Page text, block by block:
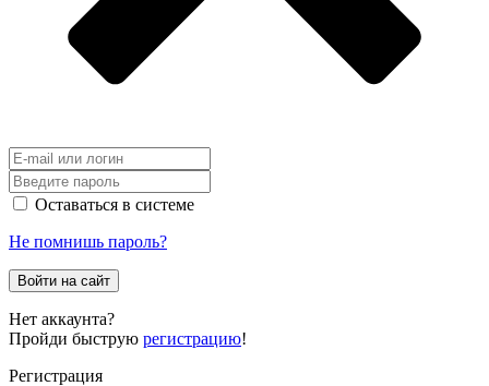
Оставаться в системе
Не помнишь пароль?
Войти на сайт
Нет аккаунта?
Пройди быструю регистрацию!
Регистрация